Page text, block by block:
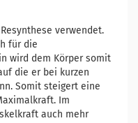
verwendet.
für die
wird dem Körper somit
die er bei kurzen
Somit steigert eine
Im
auch mehr